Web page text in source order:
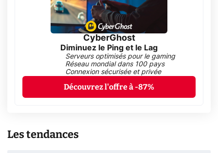
CyberGhost
Diminuez le Ping et le Lag
Serveurs optimisés pour le gaming
Réseau mondial dans 100 pays
Connexion sécurisée et privée
Découvrez l'offre à -87%
Les tendances